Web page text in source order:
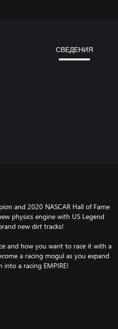
СВЕДЕНИЯ
and 2020 NASCAR Hall of Fame
physics engine with US Legend
new dirt tracks!
and how you want to race it with a
a racing mogul as you expand
a racing EMPIRE!